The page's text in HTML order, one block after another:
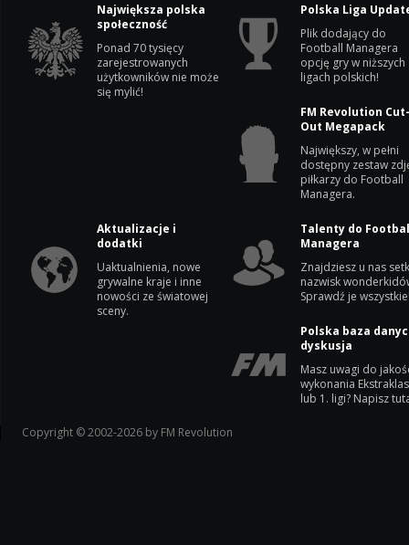
Największa polska
społeczność
Ponad 70 tysięcy
zarejestrowanych
użytkowników nie może
się mylić!
Polska Liga
Plik dodający do
Football Managera
opcję gry w niższych
ligach polskich!
FM Revolution
Out Megapack
Największy, w pełni
dostępny zestaw
piłkarzy do Football
Managera.
Aktualizacje i
dodatki
Uaktualnienia, nowe
grywalne kraje i inne
nowości ze światowej
sceny.
Talenty do
Managera
Znajdziesz u nas
nazwisk
Sprawdź je
Polska baza
dyskusja
Masz uwagi do
wykonania
lub 1. ligi? Napisz
Copyright © 2002-2026 by FM Revolution